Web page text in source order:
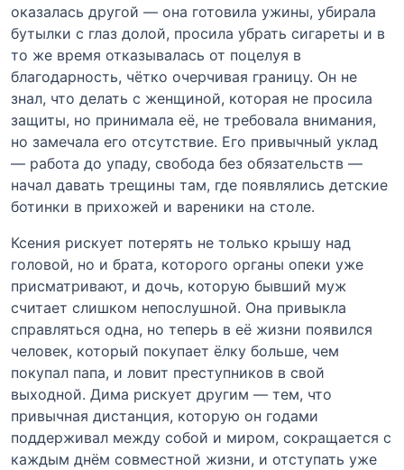
оказалась другой — она готовила ужины, убирала
бутылки с глаз долой, просила убрать сигареты и в
то же время отказывалась от поцелуя в
благодарность, чётко очерчивая границу. Он не
знал, что делать с женщиной, которая не просила
защиты, но принимала её, не требовала внимания,
но замечала его отсутствие. Его привычный уклад
— работа до упаду, свобода без обязательств —
начал давать трещины там, где появлялись детские
ботинки в прихожей и вареники на столе.
Ксения рискует потерять не только крышу над
головой, но и брата, которого органы опеки уже
присматривают, и дочь, которую бывший муж
считает слишком непослушной. Она привыкла
справляться одна, но теперь в её жизни появился
человек, который покупает ёлку больше, чем
покупал папа, и ловит преступников в свой
выходной. Дима рискует другим — тем, что
привычная дистанция, которую он годами
поддерживал между собой и миром, сокращается с
каждым днём совместной жизни, и отступать уже